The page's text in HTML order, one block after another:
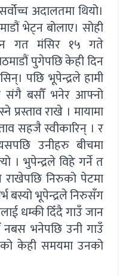
अदालतमा थियो।
भेट्न बोलाए। सोही
गत मंसिर १५ गते
पुगेपछि केही दिन
पछि भूपेन्द्रले हामी
संगै बसौँ भनेर आफ्नो
राखे । मायामा
सहजै स्वीकारिन् । र
उनीहरु बीचमा
। भुपेन्द्रले विहे गर्ने त
राखेपछि निरुको पेटमा
बस्यो भूपेन्द्रले निरुसँग
धम्की दिँदै गाउँ जान
नबस भनेपछि उनी गाउँ
केही समयमा उनको